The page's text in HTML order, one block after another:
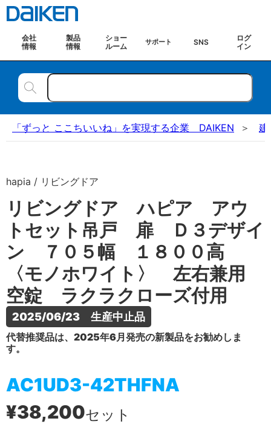
会社
情報
製品
情報
ショー
ルーム
サポート SNS
ログ
イン
「ずっと ここちいいね」を実現する企業 DAIKEN 建
hapia / リビングドア
リビングドア ハピア アウ
トセット吊戸 扉 Ｄ３デザイ
ン ７０５幅 １８００高
〈モノホワイト〉 左右兼用
空錠 ラクラクローズ付用
2025/06/23　生産中止品
代替推奨品は、2025年6月発売の新製品をお勧めしま
す。
AC1UD3-42THFNA
¥38,200セット